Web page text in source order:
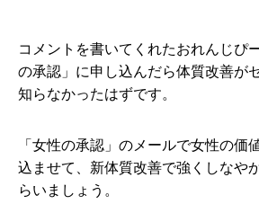
コメントを書いてくれたおれんじぴ
の承認」に申し込んだら体質改善が
知らなかったはずです。
「女性の承認」のメールで女性の価
込ませて、新体質改善で強くしなや
らいましょう。